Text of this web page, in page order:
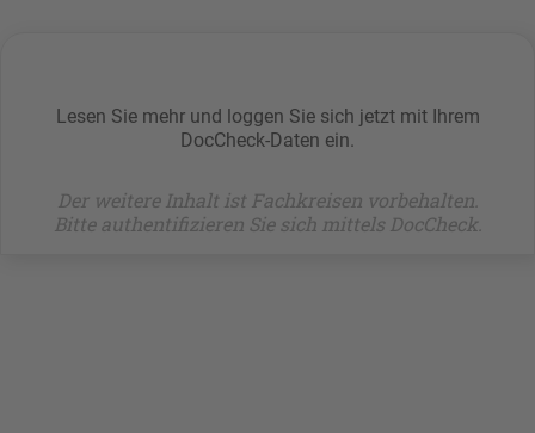
Lesen Sie mehr und loggen Sie sich jetzt mit Ihrem
DocCheck-Daten ein.
Der weitere Inhalt ist Fachkreisen vorbehalten.
Bitte authentifizieren Sie sich mittels DocCheck.